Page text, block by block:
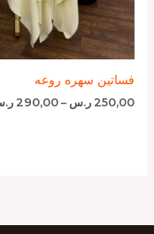
فساتين سهره روعه
250,00 ر.س –
290,00